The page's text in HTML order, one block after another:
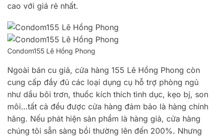
cao với giá rẻ nhất.
Condom155 Lê Hồng Phong
Ngoài bán cu giả, cửa hàng 155 Lê Hồng Phong còn
cung cấp đầy đủ các loại dụng cụ hỗ trợ phòng ngủ
như dầu bôi trơn, thuốc kích thích tình dục, kẹo bj, son
môi…tất cả đều được cửa hàng đảm bảo là hàng chính
hãng. Nếu phát hiện sản phẩm là hàng giả, cửa hàng
chúng tôi sẵn sàng bồi thường lên đến 200%. Nhưng